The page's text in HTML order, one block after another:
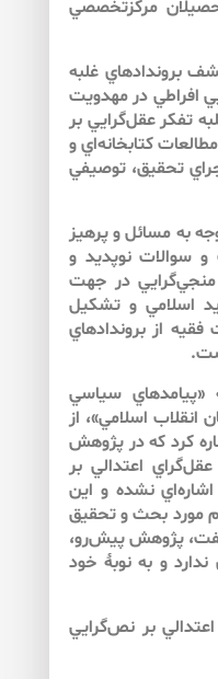
مركزتخصصي
بروندادهاي غلبه
افراطي در مهدويت
تفكر عقل‌‌گرايي بر
كتابخانه‌‌اي و
تحقيق، توصيفي
به مسائل و پرهيز
و سوالات نوپديد و
در جهت
اسلامي و تشكيل
از بروندادهاي
«پيامدهاي سياسي
انقلاب اسلامي»، از
كرد كه در پژوهش
اعتدالي بر
نشده و اين
مورد بحث و تحقيق
گفت، پژوهش پيش‌رو،
و به نوبۀ خود
بر نص‌‌گرايي